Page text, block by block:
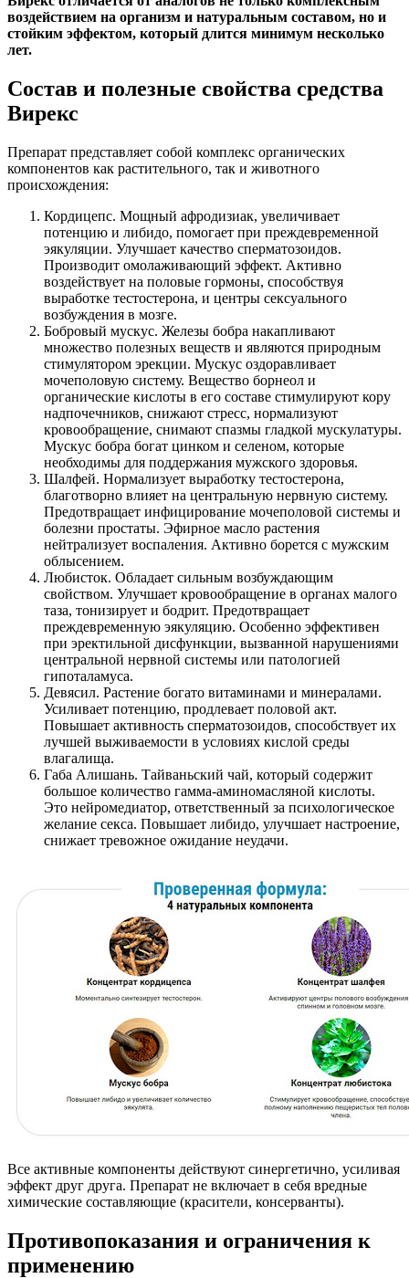
воздействием на организм и натуральным составом, но и
стойким эффектом, который длится минимум несколько
лет.
Состав и полезные свойства средства
Вирекс
Препарат представляет собой комплекс органических
компонентов как растительного, так и животного
происхождения:
Кордицепс. Мощный афродизиак, увеличивает
потенцию и либидо, помогает при преждевременной
эякуляции. Улучшает качество сперматозоидов.
Производит омолаживающий эффект. Активно
воздействует на половые гормоны, способствуя
выработке тестостерона, и центры сексуального
возбуждения в мозге.
Бобровый мускус. Железы бобра накапливают
множество полезных веществ и являются природным
стимулятором эрекции. Мускус оздоравливает
мочеполовую систему. Вещество борнеол и
органические кислоты в его составе стимулируют кору
надпочечников, снижают стресс, нормализуют
кровообращение, снимают спазмы гладкой мускулатуры.
Мускус бобра богат цинком и селеном, которые
необходимы для поддержания мужского здоровья.
Шалфей. Нормализует выработку тестостерона,
благотворно влияет на центральную нервную систему.
Предотвращает инфицирование мочеполовой системы и
болезни простаты. Эфирное масло растения
нейтрализует воспаления. Активно борется с мужским
облысением.
Любисток. Обладает сильным возбуждающим
свойством. Улучшает кровообращение в органах малого
таза, тонизирует и бодрит. Предотвращает
преждевременную эякуляцию. Особенно эффективен
при эректильной дисфункции, вызванной нарушениями
центральной нервной системы или патологией
гипоталамуса.
Девясил. Растение богато витаминами и минералами.
Усиливает потенцию, продлевает половой акт.
Повышает активность сперматозоидов, способствует их
лучшей выживаемости в условиях кислой среды
влагалища.
Габа Алишань. Тайваньский чай, который содержит
большое количество гамма-аминомасляной кислоты.
Это нейромедиатор, ответственный за психологическое
желание секса. Повышает либидо, улучшает настроение,
снижает тревожное ожидание неудачи.
Все активные компоненты действуют синергетично, усиливая
эффект друг друга. Препарат не включает в себя вредные
химические составляющие (красители, консерванты).
Противопоказания и ограничения к
применению